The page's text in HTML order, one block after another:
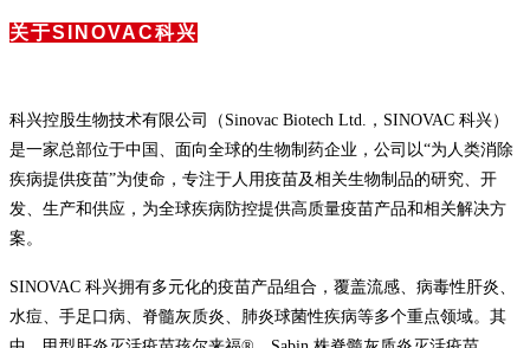
关于SINOVAC科兴
科兴控股生物技术有限公司（Sinovac Biotech Ltd.，SINOVAC 科兴）
是一家总部位于中国、面向全球的生物制药企业，公司以“为人类消除
疾病提供疫苗”为使命，专注于人用疫苗及相关生物制品的研究、开
发、生产和供应，为全球疾病防控提供高质量疫苗产品和相关解决方
案。
SINOVAC 科兴拥有多元化的疫苗产品组合，覆盖流感、病毒性肝炎、
水痘、手足口病、脊髓灰质炎、肺炎球菌性疾病等多个重点领域。其